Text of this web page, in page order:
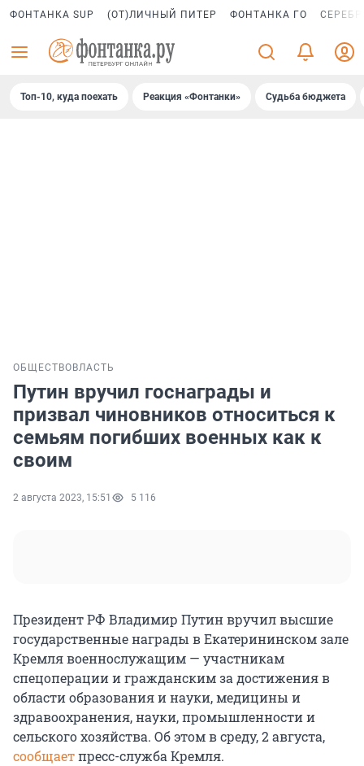
ФОНТАНКА SUP (ОТ)ЛИЧНЫЙ ПИТЕР ФОНТАНКА ГО
Топ-10, куда поехать Реакция «Фонтанки» Судьба бюджета
ОБЩЕСТВО ВЛАСТЬ
Путин вручил госнаграды и
призвал чиновников относиться к
семьям погибших военных как к
своим
2 августа 2023, 15:51 5 116
Президент РФ Владимир Путин вручил высшие
государственные награды в Екатерининском зале
Кремля военнослужащим — участникам
спецоперации и гражданским за достижения в
области образования и науки, медицины и
здравоохранения, науки, промышленности и
сельского хозяйства. Об этом в среду, 2 августа,
сообщаетпресс-служба Кремля.